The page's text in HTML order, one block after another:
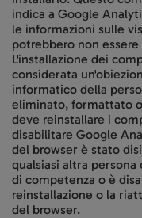
indica a Google
le informazioni sulle
potrebbero non
L'installazione dei
considerata
informatico della
eliminato, formattato
deve reinstallare i
disabilitare Google
del browser è stato
qualsiasi altra
di competenza o è
reinstallazione o la
del browser.